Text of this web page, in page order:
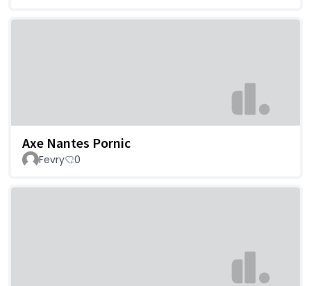
Axe Nantes Pornic
Fevry 0